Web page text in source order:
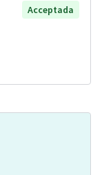
Acceptada